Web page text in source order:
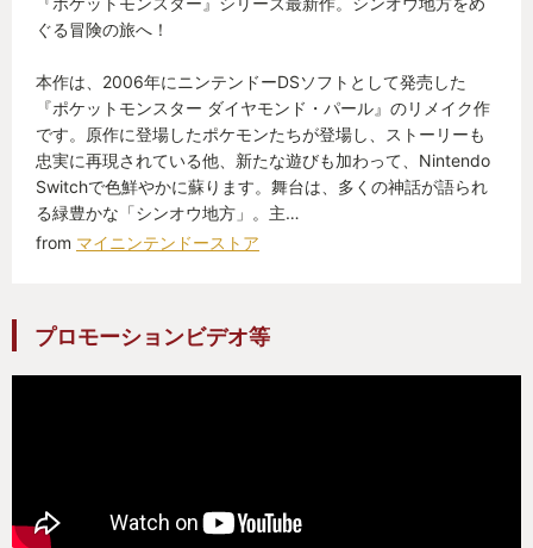
ぐる冒険の旅へ！
本作は、2006年にニンテンドーDSソフトとして発売した
『ポケットモンスター ダイヤモンド・パール』のリメイク作
です。原作に登場したポケモンたちが登場し、ストーリーも
忠実に再現されている他、新たな遊びも加わって、Nintendo
Switchで色鮮やかに蘇ります。舞台は、多くの神話が語られ
る緑豊かな「シンオウ地方」。主…
from マイニンテンドーストア
プロモーションビデオ等